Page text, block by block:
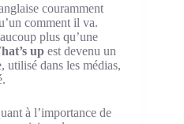
couramment
comment il va.
plus qu’une
up est devenu un
utilisé dans les médias,
à l’importance de